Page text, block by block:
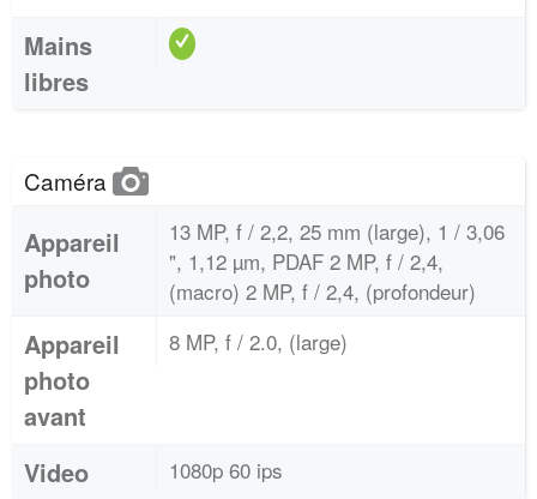
Mains
libres
Caméra
Appareil
photo
13 MP, f / 2,2, 25 mm (large), 1 / 3,06
", 1,12 µm, PDAF 2 MP, f / 2,4,
(macro) 2 MP, f / 2,4, (profondeur)
Appareil
photo
avant
8 MP, f / 2.0, (large)
Video 1080p 60 ips